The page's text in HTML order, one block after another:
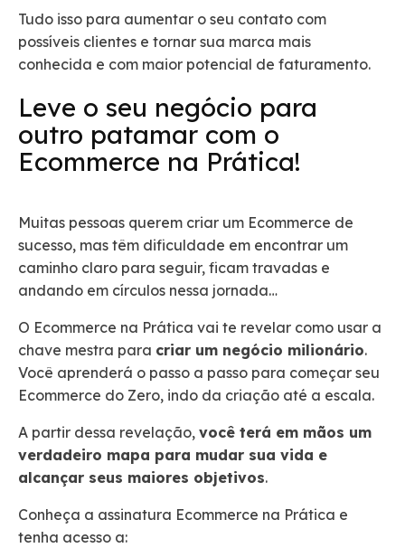
Tudo isso para aumentar o seu contato com
possíveis clientes e tornar sua marca mais
conhecida e com maior potencial de faturamento.
Leve o seu negócio para
outro patamar com o
Ecommerce na Prática!
Muitas pessoas querem criar um Ecommerce de
sucesso, mas têm dificuldade em encontrar um
caminho claro para seguir, ficam travadas e
andando em círculos nessa jornada…
O Ecommerce na Prática vai te revelar como usar a
chave mestra para criar um negócio milionário.
Você aprenderá o passo a passo para começar seu
Ecommerce do Zero, indo da criação até a escala.
A partir dessa revelação, você terá em mãos um
verdadeiro mapa para mudar sua vida e
alcançar seus maiores objetivos.
Conheça a assinatura Ecommerce na Prática e
tenha acesso a: